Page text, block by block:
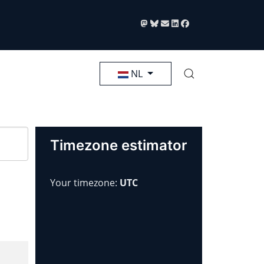
Selecteer de taal
NL
Timezone estimator
Your timezone: UTC